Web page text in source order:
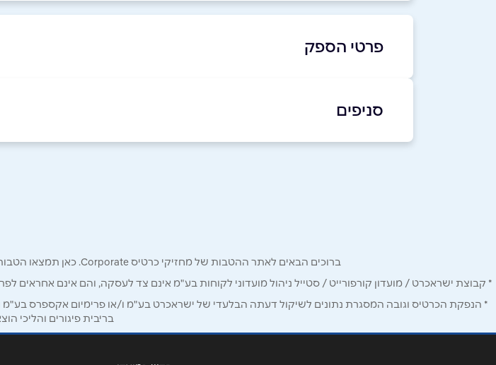
פרטי הספק
באתר
נושא*
אנא חזרו אלי בקשר ל...
הודעה*
סניפים
ירושלים מושב בית חירות
באר שבע
12
נוף הגליל
ברוכים הבאים לאתר ההטבות של מחזיקי כרטיס Corporate. כאן תמצאו הטבות, הנחות ומבצעים אטרקטיביים אך ורק לכם מחזיקי כרטיס קורפורייט!
* קבוצת ישראכרט / מועדון קורפורייט / סטייל ניהול מועדוני לקוחות בע"מ אינם צד לעסקה, והם אינם אחראים
* הנפקת הכרטיס וגובה המסגרת נתונים לשיקול דעתה הבלעדי של ישראכרט בע"מ ו/או פרימיום אקספרס בע"מ
בריבית פיגורים והליכי